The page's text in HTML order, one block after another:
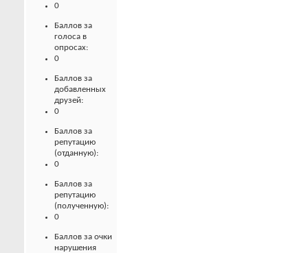
0
Баллов за
голоса в
опросах:
0
Баллов за
добавленных
друзей:
0
Баллов за
репутацию
(отданную):
0
Баллов за
репутацию
(полученную):
0
Баллов за очки
нарушения